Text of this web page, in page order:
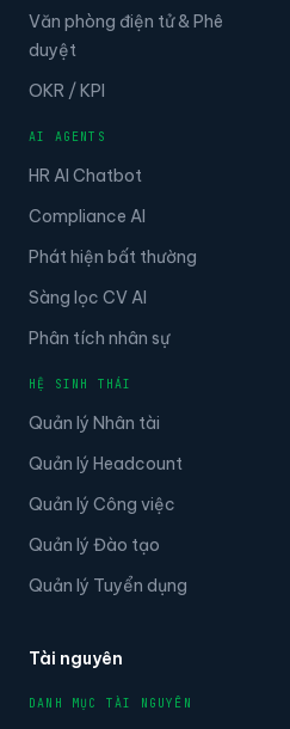
Văn phòng điện tử & Phê
duyệt
OKR / KPI
AI AGENTS
HR AI Chatbot
Compliance AI
Phát hiện bất thường
Sàng lọc CV AI
Phân tích nhân sự
HỆ SINH THÁI
Quản lý Nhân tài
Quản lý Headcount
Quản lý Công việc
Quản lý Đào tạo
Quản lý Tuyển dụng
Tài nguyên
DANH MỤC TÀI NGUYÊN